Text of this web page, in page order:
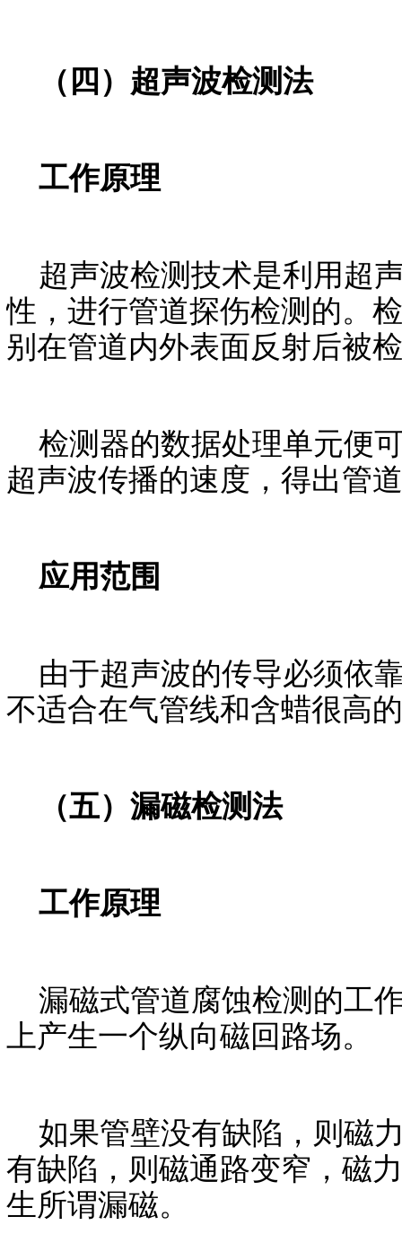
（四）超声波检测法
工作原理
超声波检测技术是利用超
性，进行管道探伤检测的。
别在管道内外表面反射后被
检测器的数据处理单元便
超声波传播的速度，得出管
应用范围
由于超声波的传导必须依
不适合在气管线和含蜡很高
（五）漏磁检测法
工作原理
漏磁式管道腐蚀检测的工
上产生一个纵向磁回路场。
如果管壁没有缺陷，则磁
有缺陷，则磁通路变窄，磁
生所谓漏磁。